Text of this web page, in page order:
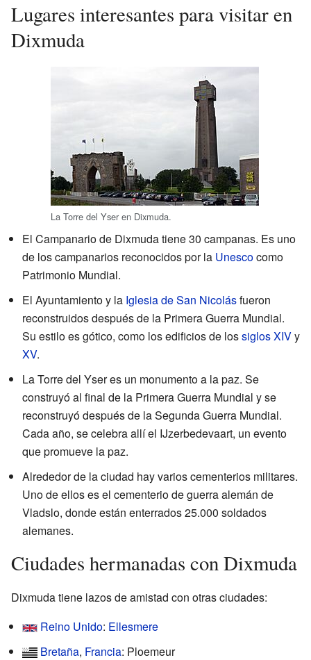
Lugares interesantes para visitar en
Dixmuda
La Torre del Yser en Dixmuda.
El Campanario de Dixmuda tiene 30 campanas. Es uno
de los campanarios reconocidos por la Unescocomo
Patrimonio Mundial.
El Ayuntamiento y la Iglesia de San Nicolásfueron
reconstruidos después de la Primera Guerra Mundial.
Su estilo es gótico, como los edificios de lossiglos XIVy
XV.
La Torre del Yser es un monumento a la paz. Se
construyó al final de la Primera Guerra Mundial y se
reconstruyó después de la Segunda Guerra Mundial.
Cada año, se celebra allí el IJzerbedevaart, un evento
que promueve la paz.
Alrededor de la ciudad hay varios cementerios militares.
Uno de ellos es el cementerio de guerra alemán de
Vladslo, donde están enterrados 25.000 soldados
alemanes.
Ciudades hermanadas con Dixmuda
Dixmuda tiene lazos de amistad con otras ciudades:
Reino Unido: Ellesmere
Bretaña, Francia: Ploemeur